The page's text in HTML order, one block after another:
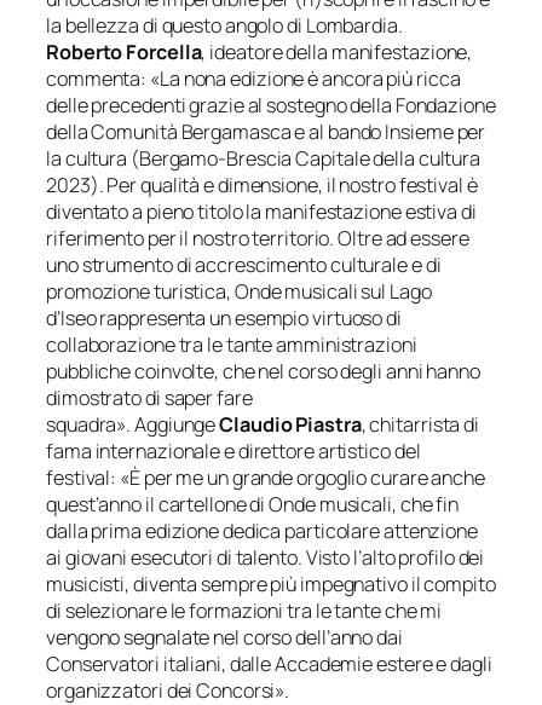
la bellezza di questo angolo di Lombardia.
Roberto Forcella, ideatore della manifestazione,
commenta: «La nona edizione è ancora più ricca
delle precedenti grazie al sostegno della Fondazione
della Comunità Bergamasca e al bandoInsieme per
la cultura (Bergamo-Brescia Capitale della cultura
2023). Per qualità e dimensione, il nostro festival è
diventato a pieno titolo la manifestazione estiva di
riferimento per il nostro territorio. Oltre ad essere
uno strumento di accrescimento culturale e di
promozione turistica,Onde musicali sul Lago
d’Iseorappresenta un esempio virtuoso di
collaborazione tra le tante amministrazioni
pubbliche coinvolte, che nel corso degli anni hanno
dimostrato di saper fare
squadra».AggiungeClaudio Piastra, chitarrista di
fama internazionale e direttore artistico del
festival: «È per me un grande orgoglio curare anche
quest’anno il cartellone diOnde musicali, che fin
dalla prima edizione dedica particolare attenzione
ai giovani esecutori di talento. Visto l’alto profilo dei
musicisti, diventa sempre più impegnativo il compito
di selezionare le formazioni tra le tante che mi
vengono segnalate nel corso dell’anno dai
Conservatori italiani, dalle Accademie estere e dagli
organizzatori dei Concorsi».